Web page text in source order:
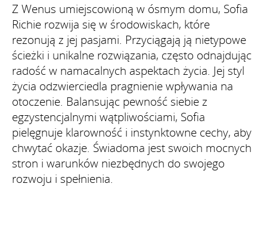
Z Wenus umiejscowioną w ósmym domu, Sofia
Richie rozwija się w środowiskach, które
rezonują z jej pasjami. Przyciągają ją nietypowe
ścieżki i unikalne rozwiązania, często odnajdując
radość w namacalnych aspektach życia. Jej styl
życia odzwierciedla pragnienie wpływania na
otoczenie. Balansując pewność siebie z
egzystencjalnymi wątpliwościami, Sofia
pielęgnuje klarowność i instynktowne cechy, aby
chwytać okazje. Świadoma jest swoich mocnych
stron i warunków niezbędnych do swojego
rozwoju i spełnienia.